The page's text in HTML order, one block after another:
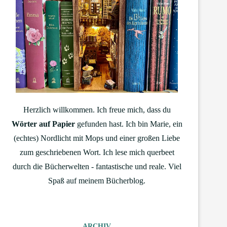
Herzlich willkommen. Ich freue mich, dass du
Wörter auf Papiergefunden hast. Ich bin Marie, ein
(echtes) Nordlicht mit Mops und einer großen Liebe
zum geschriebenen Wort. Ich lese mich querbeet
durch die Bücherwelten - fantastische und reale. Viel
Spaß auf meinem Bücherblog.